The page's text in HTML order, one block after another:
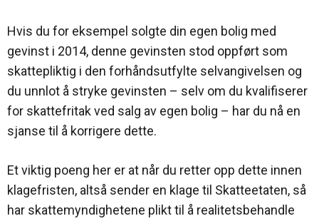
Hvis du for eksempel solgte din egen bolig med
gevinst i 2014, denne gevinsten stod oppført som
skattepliktig i den forhåndsutfylte selvangivelsen og
du unnlot å stryke gevinsten – selv om du kvalifiserer
for skattefritak ved salg av egen bolig – har du nå en
sjanse til å korrigere dette.
Et viktig poeng her er at når du retter opp dette innen
klagefristen, altså sender en klage til Skatteetaten, så
har skattemyndighetene plikt til å realitetsbehandle